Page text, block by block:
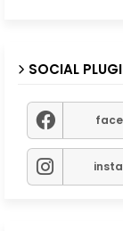
SOCIAL